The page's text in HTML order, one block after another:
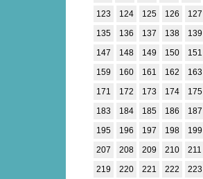
123
124 125 126 127
135
136 137 138 139
147
148 149 150 151
159
160 161 162 163
171
172 173 174 175
183
184 185 186 187
195
196 197 198 199
207
208 209 210 211
219
220 221 222 223